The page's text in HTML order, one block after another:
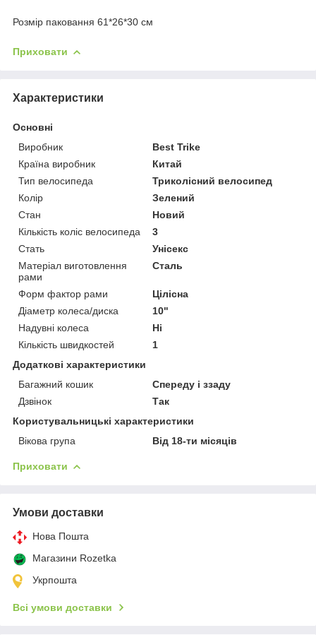
Розмір паковання 61*26*30 см
Приховати
Характеристики
Основні
Виробник
Best Trike
Країна виробник
Китай
Тип велосипеда
Триколісний велосипед
Колір
Зелений
Стан
Новий
Кількість коліс велосипеда
3
Стать
Унісекс
Матеріал виготовлення
рами
Сталь
Форм фактор рами
Цілісна
Діаметр колеса/диска
10"
Надувні колеса
Ні
Кількість швидкостей
1
Додаткові характеристики
Багажний кошик
Спереду і ззаду
Дзвінок
Так
Користувальницькі характеристики
Вікова група
Від 18-ти місяців
Приховати
Умови доставки
Нова Пошта
Магазини Rozetka
Укрпошта
Всі умови доставки